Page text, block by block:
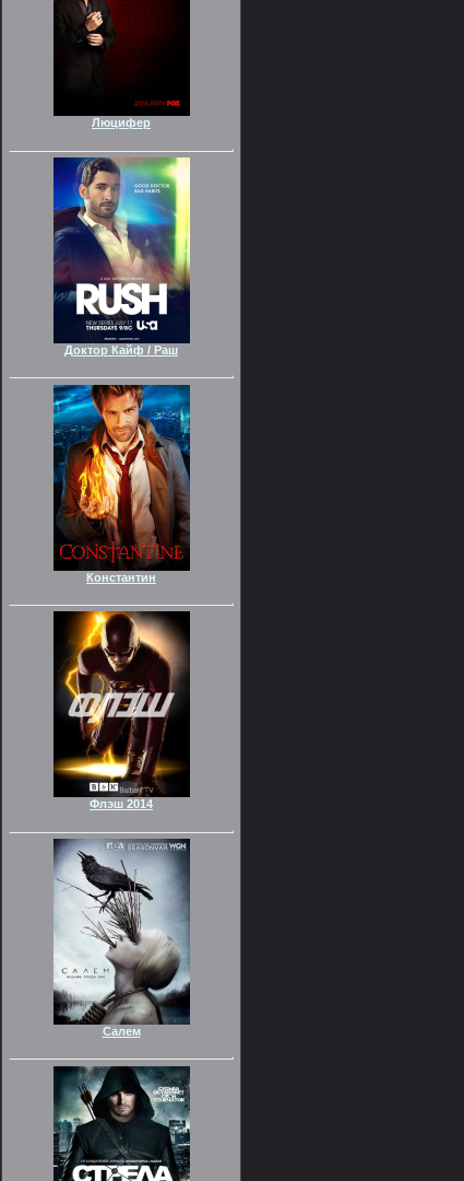
Люцифер
Доктор Кайф / Раш
Константин
Флэш 2014
Салем